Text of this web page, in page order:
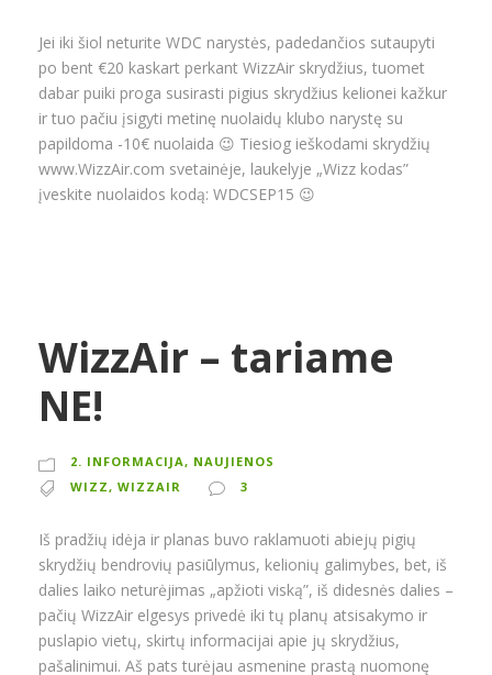
Jei iki šiol neturite WDC narystės, padedančios sutaupyti
po bent €20 kaskart perkant WizzAir skrydžius, tuomet
dabar puiki proga susirasti pigius skrydžius kelionei kažkur
ir tuo pačiu įsigyti metinę nuolaidų klubo narystę su
papildoma -10€ nuolaida 😉 Tiesiog ieškodami skrydžių
www.WizzAir.com svetainėje, laukelyje „Wizz kodas”
įveskite nuolaidos kodą: WDCSEP15 😉
WizzAir – tariame
NE!
2. INFORMACIJA, NAUJIENOS
WIZZ, WIZZAIR 3
Iš pradžių idėja ir planas buvo raklamuoti abiejų pigių
skrydžių bendrovių pasiūlymus, kelionių galimybes, bet, iš
dalies laiko neturėjimas „apžioti viską”, iš didesnės dalies –
pačių WizzAir elgesys privedė iki tų planų atsisakymo ir
puslapio vietų, skirtų informacijai apie jų skrydžius,
pašalinimui. Aš pats turėjau asmenine prastą nuomonę